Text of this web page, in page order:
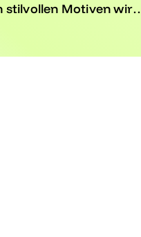
stilvollen Motiven wird
das deinen Erfolg